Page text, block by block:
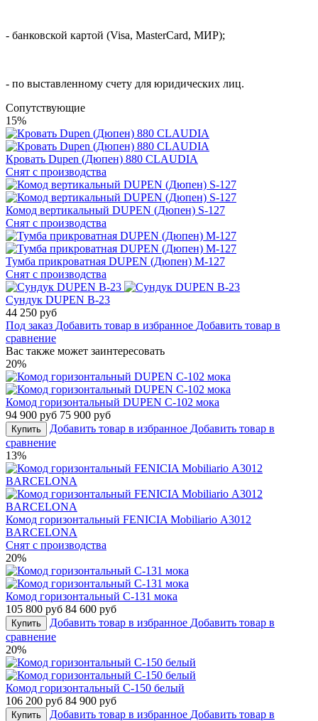
- банковской картой (Visa, MasterCard, МИР);
- по выставленному счету для юридических лиц.
Cопутствующие
15%
Кровать Dupen (Дюпен) 880 CLAUDIA
Снят с производства
Комод вертикальный DUPEN (Дюпен) S-127
Снят с производства
Тумба прикроватная DUPEN (Дюпен) М-127
Снят с производства
Cундук DUPEN В-23
44 250 руб
Под заказ Добавить товар в избранное Добавить товар в
сравнение
Вас также может заинтересовать
20%
Комод горизонтальный DUPEN С-102 мока
94 900 руб 75 900 руб
Купить Добавить товар в избранное Добавить товар в
сравнение
13%
Комод горизонтальный FENICIA Mobiliario А3012
BARCELONA
Снят с производства
20%
Комод горизонтальный С-131 мока
105 800 руб 84 600 руб
Купить Добавить товар в избранное Добавить товар в
сравнение
20%
Комод горизонтальный С-150 белый
106 200 руб 84 900 руб
Купить Добавить товар в избранное Добавить товар в